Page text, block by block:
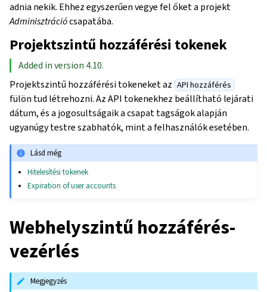
adnia nekik. Ehhez egyszerűen vegye fel őket a projekt
Adminisztrációcsapatába.
Projektszintű hozzáférési tokenek
Added in version 4.10.
Projektszintű hozzáférési tokeneket az API hozzáférés
fülön tud létrehozni. Az API tokenekhez beállítható lejárati
dátum, és a jogosultságaik a csapat tagságok alapján
ugyanúgy testre szabhatók, mint a felhasználók esetében.
Lásd még
Hitelesítési tokenek
Expiration of user accounts
Webhelyszintű hozzáférés-
vezérlés
Megjegyzés